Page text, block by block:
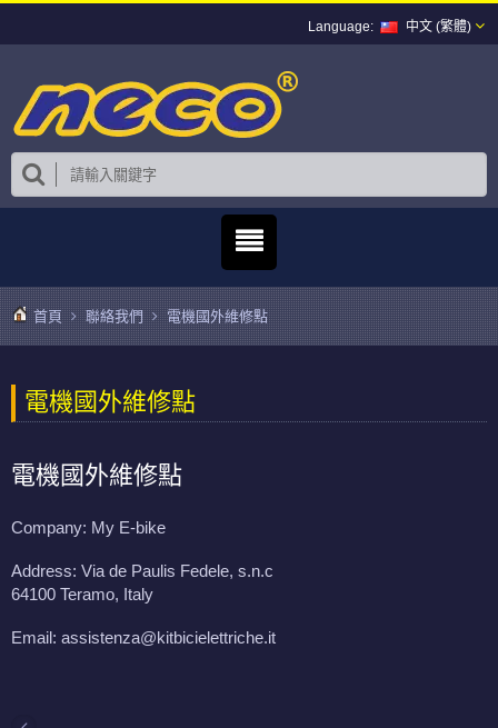
中文 (繁體)
首頁 聯絡我們 電機國外維修點
電機國外維修點
電機國外維修點
Company: My E-bike
Address: Via de Paulis Fedele, s.n.c
64100 Teramo, Italy
Email: assistenza@kitbicielettriche.it